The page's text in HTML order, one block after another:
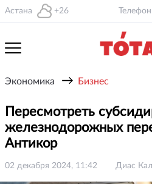
Астана +26
Экономика → Бизнес
Пересмотреть
железнодорожных
Антикор
02 декабря 2024, 11:42 Диас